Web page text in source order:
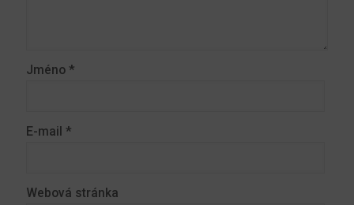
Jméno *
E-mail *
Webová stránka